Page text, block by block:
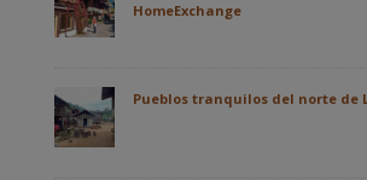
HomeExchange
Pueblos tranquilos del norte de